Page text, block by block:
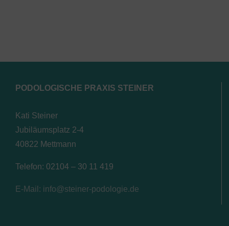
PODOLOGISCHE PRAXIS STEINER
Kati Steiner
Jubiläumsplatz 2-4
40822 Mettmann
Telefon: 02104 – 30 11 419
E-Mail: info@steiner-podologie.de